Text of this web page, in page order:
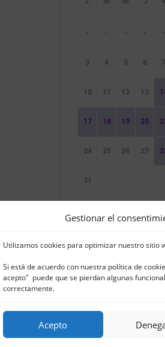
Gestionar el
Utilizamos cookies para optimizar nuestro sitio
Si está de acuerdo con nuestra política de
acepto" puede que se pierdan algunas
correctamente.
Acepto
- - - - -
3 4 5 6 7
10 11 12 13
17 18 19 20 21
24 25 26 27
31
Sin Eventos
| Fax. 965 796 008 |
Cookies